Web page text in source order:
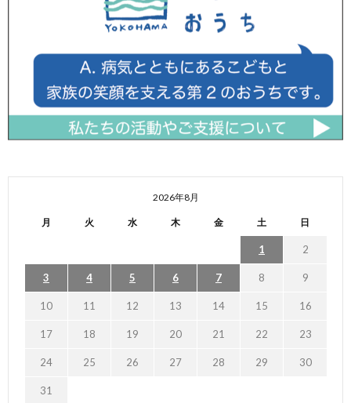
2026年8月
月 火 水 木 金 土 日
1 2
3 4 5 6 7 8 9
10 11 12 13 14 15 16
17 18 19 20 21 22 23
24 25 26 27 28 29 30
31